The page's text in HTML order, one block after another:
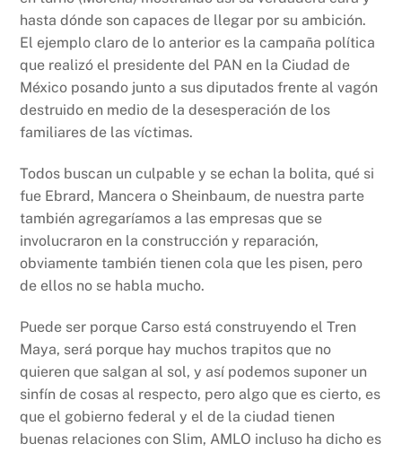
hasta dónde son capaces de llegar por su ambición.
El ejemplo claro de lo anterior es la campaña política
que realizó el presidente del PAN en la Ciudad de
México posando junto a sus diputados frente al vagón
destruido en medio de la desesperación de los
familiares de las víctimas.
Todos buscan un culpable y se echan la bolita, qué si
fue Ebrard, Mancera o Sheinbaum, de nuestra parte
también agregaríamos a las empresas que se
involucraron en la construcción y reparación,
obviamente también tienen cola que les pisen, pero
de ellos no se habla mucho.
Puede ser porque Carso está construyendo el Tren
Maya, será porque hay muchos trapitos que no
quieren que salgan al sol, y así podemos suponer un
sinfín de cosas al respecto, pero algo que es cierto, es
que el gobierno federal y el de la ciudad tienen
buenas relaciones con Slim, AMLO incluso ha dicho es